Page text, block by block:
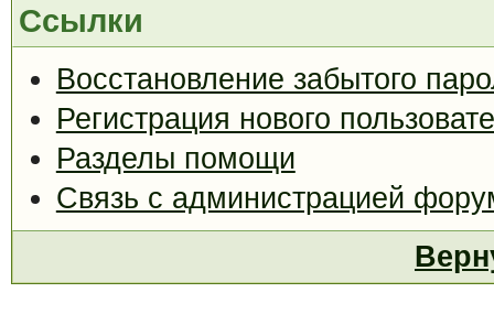
Ссылки
Восстановление забытого
Регистрация нового
Разделы помощи
Связь с администрацией